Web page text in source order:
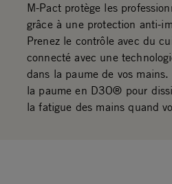
M-Pact protège les
grâce à une protection anti-
Prenez le contrôle avec du
connecté avec une
dans la paume de vos
la paume en D3O® pour
la fatigue des mains quand